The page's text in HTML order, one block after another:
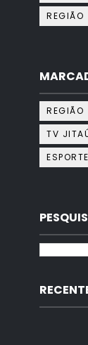
REGIÃO
REGIÃO
TV
ESPORTE